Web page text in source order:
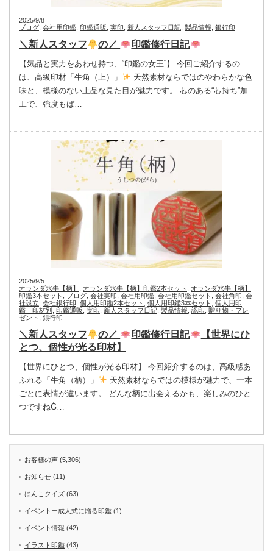
2025/9/8
ブログ 会社用印鑑 印鑑通販 実印 新人スタッフ日記 製品情報 銀行印
＼新人スタッフ の／ 印鑑修行日記
【気品と実力をあわせ持つ、“印鑑の女王”】 今回ご紹介するの
は、高級印材「牛角（上）」
天然素材ならではのやわらかな色
味と、模様のない上品な見た目が魅力です。 芯のある“芯持ち”加
工で、強度もば…
2025/9/5
オランダ水牛【柄】
オランダ水牛【柄】印鑑2本セット
オランダ水牛【柄】
印鑑3本セット
ブログ 会社実印 会社用印鑑 会社用印鑑セット 会社角印 会
社設立 会社銀行印 個人用印鑑2本セット 個人用印鑑3本セット
個人用印
鑑 印材別 印鑑通販 実印 新人スタッフ日記 製品情報 認印 贈り物・プレ
ゼント
銀行印
＼新人スタッフ の／ 印鑑修行日記
【世界にひ
とつ、個性が光る印材】
【世界にひとつ、個性が光る印材】 今回紹介するのは、高級感あ
ふれる「牛角（柄）」
天然素材ならではの模様が魅力で、一本
ごとに表情が違います。 どんな柄に出会えるかも、楽しみのひと
つですねǴ…
お客様の声 (5,306)
お知らせ (11)
はんこクイズ (63)
イベントー成人式に贈る印鑑 (1)
イベント情報 (42)
イラスト印鑑 (43)